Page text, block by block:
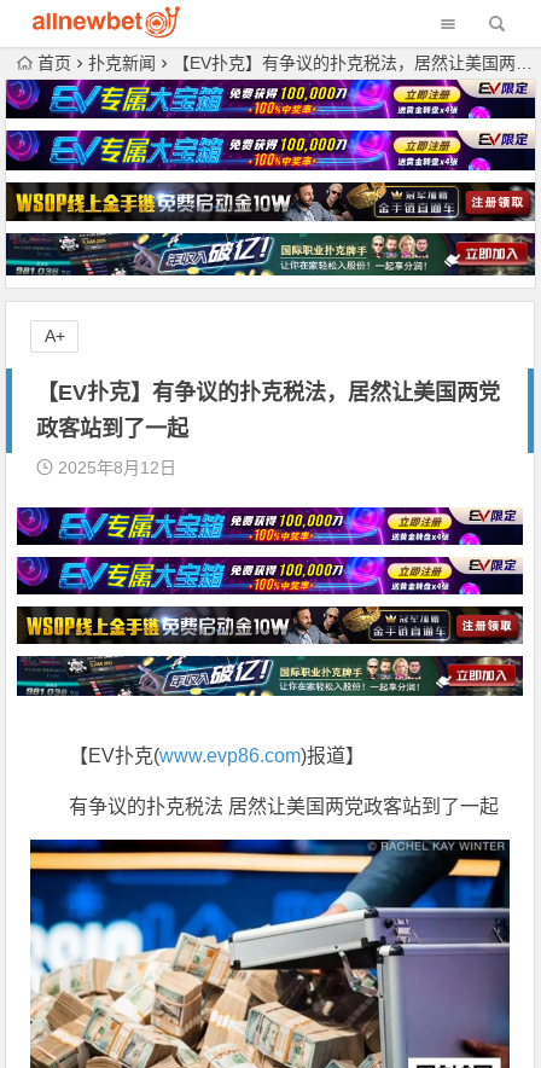
首页 扑克新闻 【EV扑克】有争议的扑克税法，居然让美国两党政客站到了一起
【EV扑克】有争议的扑克税法，居然让美国两党
政客站到了一起
2025年8月12日
【EV扑克(www.evp86.com)报道】
有争议的扑克税法 居然让美国两党政客站到了一起
A+